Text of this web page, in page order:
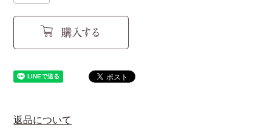
返品について